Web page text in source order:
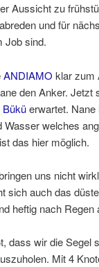
Aussicht zu
und für
Job sind.
ANDIAMO klar zum
den Anker.
Büküerwartet.
welches
das hier möglich.
uns nicht
sich auch das
heftig nach Regen
dass wir die Segel
Mit 4